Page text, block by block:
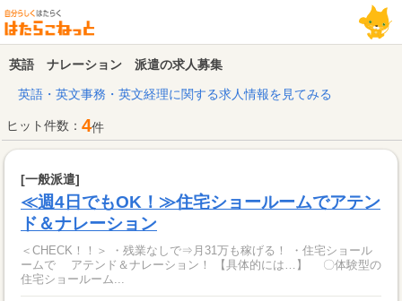
英語 ナレーション 派遣の求人募集
英語・英文事務・英文経理に関する求人情報を見てみる
ヒット件数： 4件
[一般派遣]
≪週4日でもOK！≫住宅ショールームでアテン
ド＆ナレーション
＜CHECK！！＞ ・残業なしで⇒月31万も稼げる！ ・住宅ショール
ームで アテンド＆ナレーション！ 【具体的には…】 〇体験型の
住宅ショールーム...